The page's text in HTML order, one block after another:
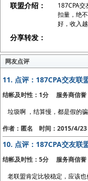
联盟介绍：
187CPA
扣量，绝
好，收入越
分享转发：
网友点评
11. 点评：187CPA交友联
结帐及时性：1分 服务商信
垃圾啊 ，结算慢，都是假的
作者：匿名 时间：2015/4/
10. 点评：187CPA交友联
结帐及时性：5分 服务商信
老联盟肯定比较稳定，应该